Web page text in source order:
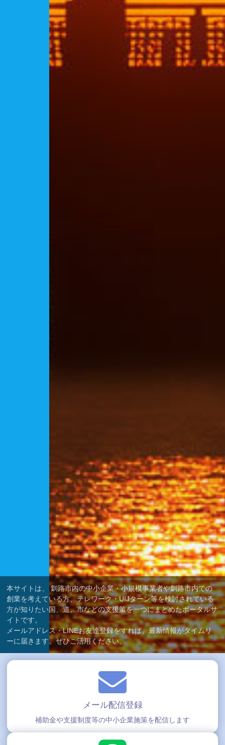
本サイトは、
釧路市内の中小企業・小規模事業者や釧路市内での
創業を考えている方、テレワーク・UIJターン等を検討されている
方が知りたい国、道、市などの支援策を一つにまとめたポータルサ
イトです。
メールアドレス・LINEお友達登録をすれば、最新情報がタイムリ
ーに届きます。ぜひご活用ください。
メール配信登録
補助金や支援制度等の中小企業施策を配信します